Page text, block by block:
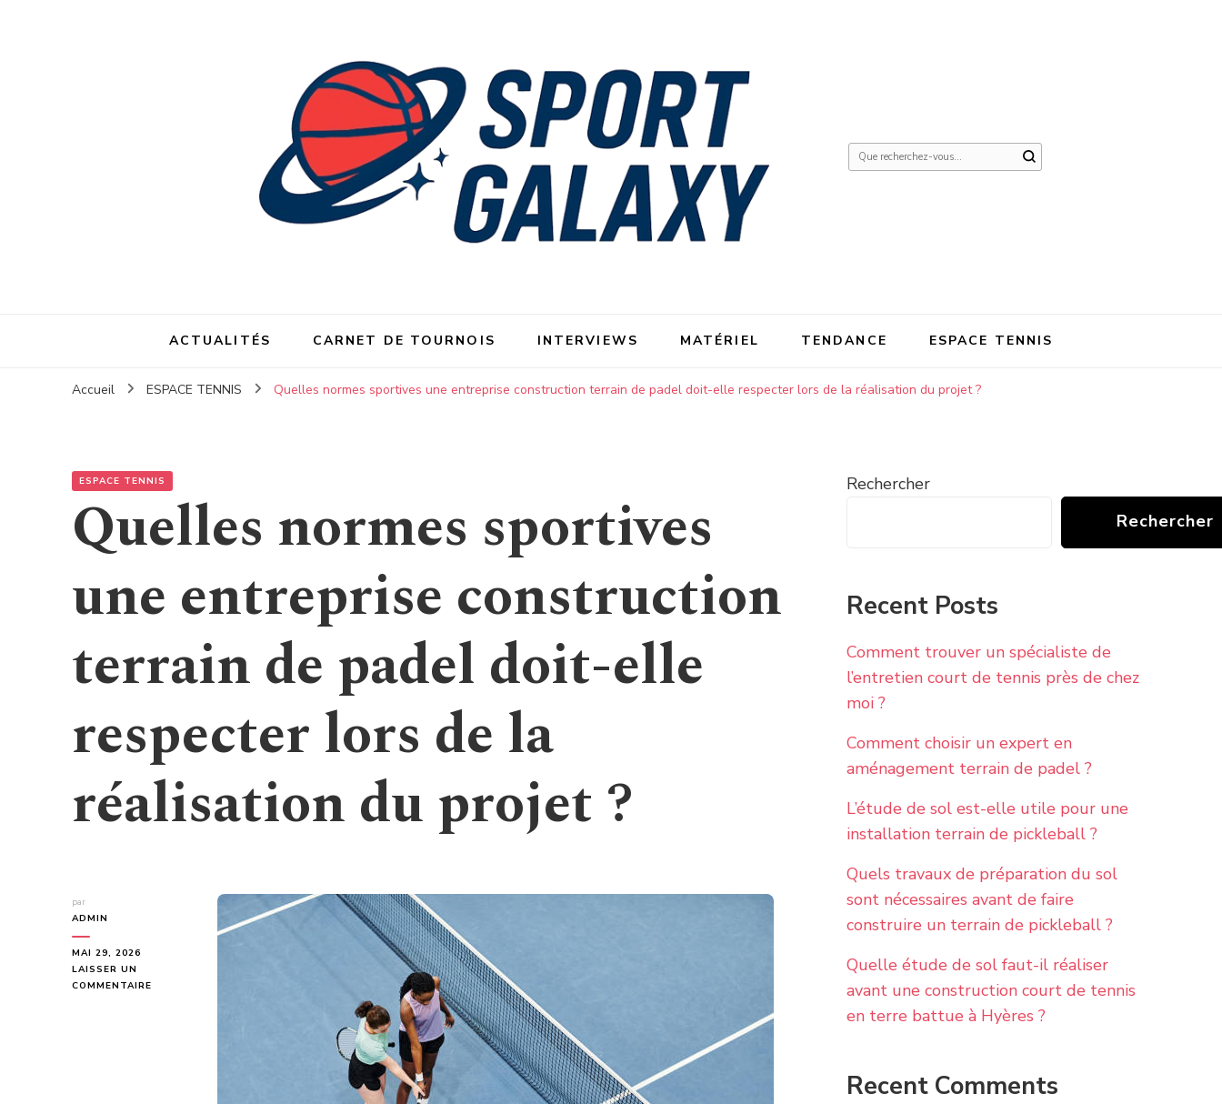
Vous
ACTUALITÉS CARNET DE TOURNOIS INTERVIEWS MATÉRIEL TENDANCE ESPACE TENNIS
Accueil ESPACE TENNIS Quelles normes sportives une entreprise construction terrain de padel doit-elle respecter lors de la réalisation du projet ?
ESPACE TENNIS
Quelles normes sportives
une entreprise construction
terrain de padel doit-elle
respecter lors de la
réalisation du projet ?
par
ADMIN
MAI 29, 2026
LAISSER UN
COMMENTAIRE
Rechercher
Rechercher
Recent Posts
Comment trouver un spécialiste de
l’entretien court de tennis près de chez
moi ?
Comment choisir un expert en
aménagement terrain de padel ?
L’étude de sol est-elle utile pour une
installation terrain de pickleball ?
Quels travaux de préparation du sol
sont nécessaires avant de faire
construire un terrain de pickleball ?
Quelle étude de sol faut-il réaliser
avant une construction court de tennis
en terre battue à Hyères ?
Recent Comments